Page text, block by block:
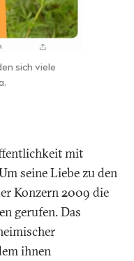
sich viele
mit
seine Liebe zu den
Konzern 2009 die
gerufen. Das
ihnen